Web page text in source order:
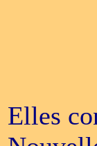
Elles